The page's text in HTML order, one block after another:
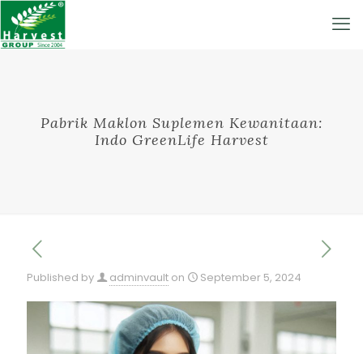
Pabrik Maklon Suplemen Kewanitaan:
Indo GreenLife Harvest
Published by adminvault on September 5, 2024